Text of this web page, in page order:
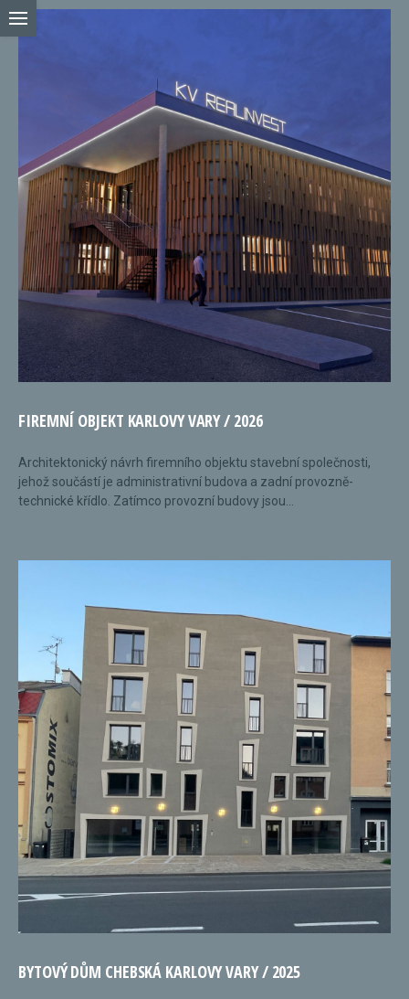
FIREMNÍ OBJEKT KARLOVY VARY / 2026
Architektonický návrh firemního objektu stavební společnosti,
jehož součástí je administrativní budova a zadní provozně-
technické křídlo. Zatímco provozní budovy jsou...
BYTOVÝ DŮM CHEBSKÁ KARLOVY VARY / 2025